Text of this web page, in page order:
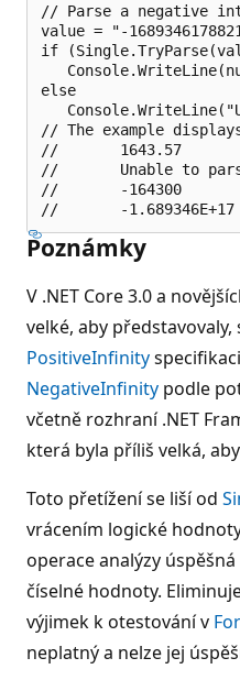
// Parse a negative
value = "-
if
else
// The example
//       1643.57
//       Unable to
//       -164300
Poznámky
V .NET Core 3.0 a
velké, aby
PositiveInfinity
NegativeInfinity podle
včetně rozhraní .NET
která byla příliš velká,
Toto přetížení se liší od
vrácením logické
operace analýzy
číselné hodnoty.
výjimek k otestování v
neplatný a nelze jej